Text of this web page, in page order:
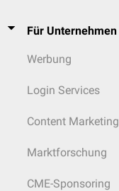
Für Unternehmen
Werbung
Login Services
Content Marketing
Marktforschung
CME-Sponsoring